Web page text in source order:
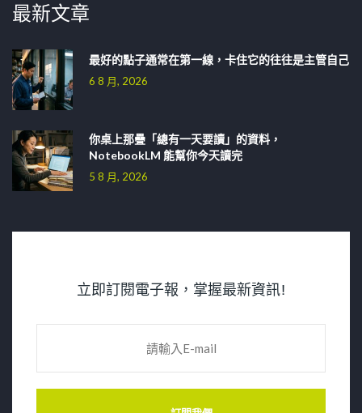
最新文章
最好的點子通常在第一線，卡住它的往往是主管自己
6 8 月, 2026
你桌上那疊「總有一天要讀」的資料，
NotebookLM 能幫你今天讀完
5 8 月, 2026
立即訂閱電子報，掌握最新資訊!